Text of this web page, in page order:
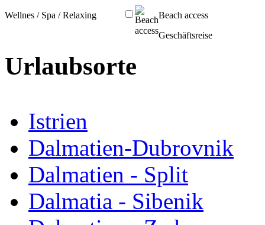
Wellnes / Spa / Relaxing
Beach access
Geschäftsreise
Urlaubsorte
Istrien
Dalmatien-Dubrovnik
Dalmatien - Split
Dalmatia - Sibenik